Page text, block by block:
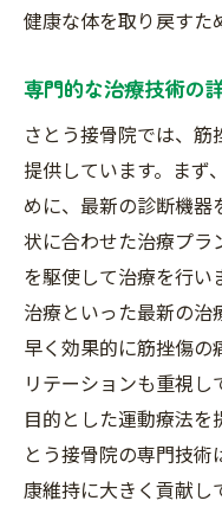
健康な体を取り戻すた
専門的な治療技術の
さとう接骨院では、
提供しています。まず
めに、最新の診断機器
状に合わせた治療プラ
を駆使して治療を行い
治療といった最新の治
早く効果的に筋挫傷の
リテーションも重視
目的とした運動療法を
とう接骨院の専門技
康維持に大きく貢献し